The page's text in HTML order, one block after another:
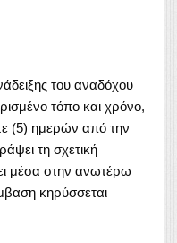
του αναδόχου
τόπο και χρόνο,
(5) ημερών από την
τη σχετική
μέσα στην ανωτέρω
κηρύσσεται